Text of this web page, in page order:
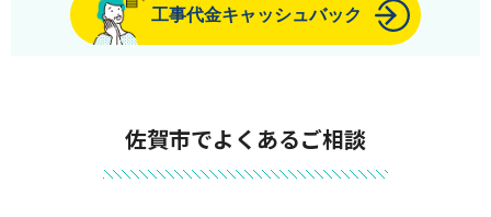
工事代金キャッシュバック
佐賀市でよくあるご相談